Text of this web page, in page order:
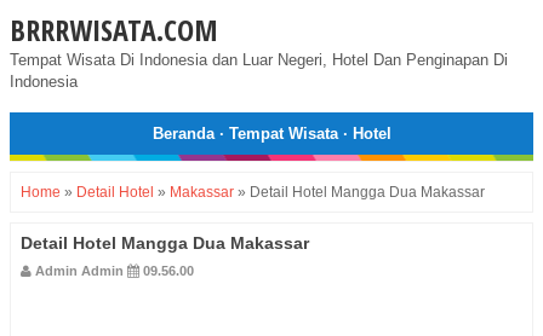
BRRRWISATA.COM
Tempat Wisata Di Indonesia dan Luar Negeri, Hotel Dan Penginapan Di
Indonesia
Beranda· Tempat Wisata· Hotel
Home » Detail Hotel » Makassar » Detail Hotel Mangga Dua Makassar
Detail Hotel Mangga Dua Makassar
Admin Admin 09.56.00